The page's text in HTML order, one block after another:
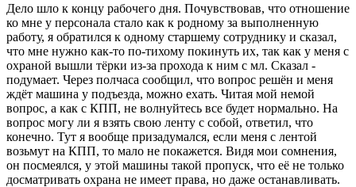
Дело шло к концу рабочего дня. Почувствовав, что отношение
ко мне у персонала стало как к родному за выполненную
работу, я обратился к одному старшему сотруднику и сказал,
что мне нужно как-то по-тихому покинуть их, так как у меня с
охраной вышли тёрки из-за прохода к ним с мл. Сказал -
подумает. Через полчаса сообщил, что вопрос решён и меня
ждёт машина у подъезда, можно ехать. Читая мой немой
вопрос, а как с КПП, не волнуйтесь все будет нормально. На
вопрос могу ли я взять свою ленту с собой, ответил, что
конечно. Тут я вообще призадумался, если меня с лентой
возьмут на КПП, то мало не покажется. Видя мои сомнения,
он посмеялся, у этой машины такой пропуск, что её не только
досматривать охрана не имеет права, но даже останавливать.